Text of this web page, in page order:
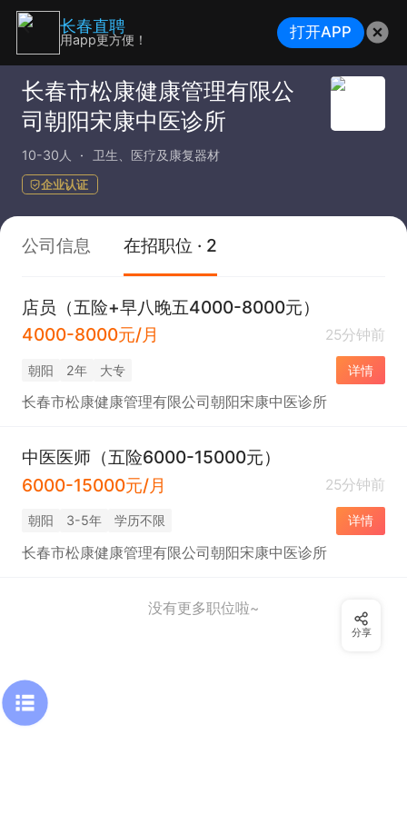
长春市松康健康管理有限公
司朝阳宋康中医诊所
10-30人 卫生、医疗及康复器材
企业认证
公司信息 在招职位 · 2
店员（五险+早八晚五4000-8000元）
4000-8000元/月
25分钟前
朝阳 2年 大专 详情
长春市松康健康管理有限公司朝阳宋康中医诊所
中医医师（五险6000-15000元）
6000-15000元/月
25分钟前
朝阳 3-5年 学历不限 详情
长春市松康健康管理有限公司朝阳宋康中医诊所
没有更多职位啦~
分享
长春直聘
用app更方便！ 打开APP